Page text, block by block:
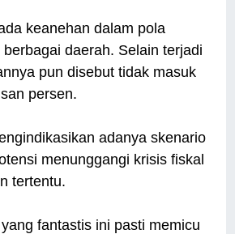
keanehan dalam pola
daerah. Selain terjadi
pun disebut tidak masuk
persen.
adanya skenario
menunggangi krisis fiskal
tertentu.
fantastis ini pasti memicu